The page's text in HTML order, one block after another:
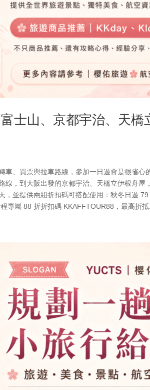
士山、京都宇治、天橋
車、買票與拉車路線，參加一日遊會是很省心
線，到大阪出發的京都宇治、天橋立伊根舟屋
，並提供兩組折扣碼可搭配使用：秋冬日遊
專屬 88 折折扣碼 KKAFFTOUR88，最高折抵